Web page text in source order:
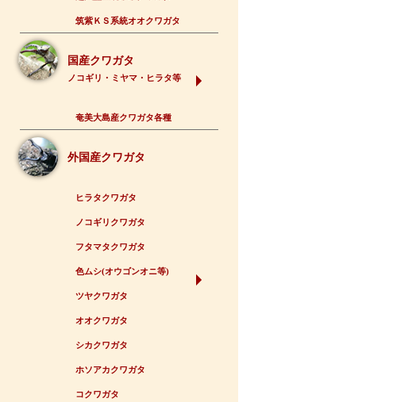
筑紫ＫＳ系統オオクワガタ
国産クワガタ
ノコギリ・ミヤマ・ヒラタ等
奄美大島産クワガタ各種
外国産クワガタ
ヒラタクワガタ
ノコギリクワガタ
フタマタクワガタ
色ムシ(オウゴンオニ等)
ツヤクワガタ
オオクワガタ
シカクワガタ
ホソアカクワガタ
コクワガタ